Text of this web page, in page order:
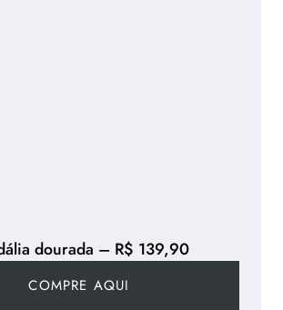
dourada – R$ 139,90
COMPRE AQUI